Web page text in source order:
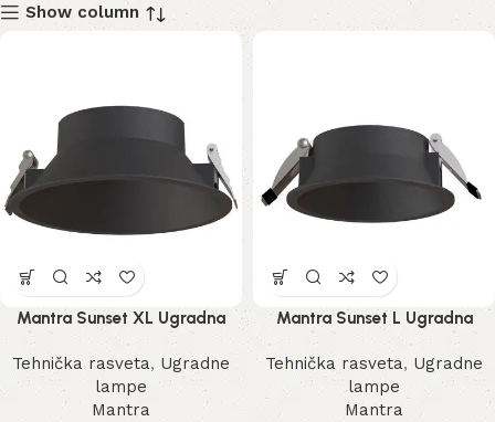
Show column
Mantra Sunset XL Ugradna
Lampa
Tehnička rasveta, Ugradne
lampe
Mantra
Mantra Sunset L Ugradna
Lampa
Tehnička rasveta, Ugradne
lampe
Mantra